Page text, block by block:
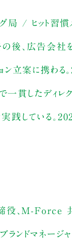
/ ヒット習慣
後、広告会社
ン立案に携わ
一貫したディ
践している。
M-Force 共同
ブランドマネー